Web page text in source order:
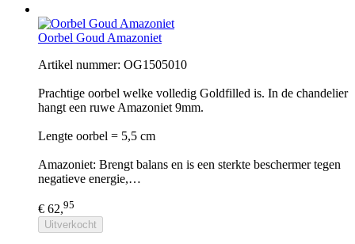
Oorbel Goud Amazoniet
Artikel nummer: OG1505010
Prachtige oorbel welke volledig Goldfilled is. In de chandelier
hangt een ruwe Amazoniet 9mm.
Lengte oorbel = 5,5 cm
Amazoniet: Brengt balans en is een sterkte beschermer tegen
negatieve energie,…
€ 62,95
Uitverkocht